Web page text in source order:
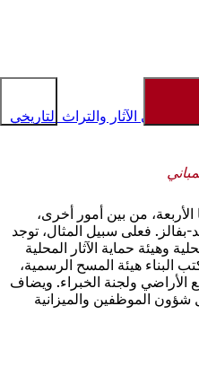
على الآثار والتراث التاريخي
الأربعة، من بين أمور أخرى،
بفالز. فعلى سبيل المثال، توجد
وهيئة حماية الآثار المحلية
البناء هيئة المسح الرسمية،
الأراضي ولجنة الخبراء. ويضاف
شؤون الموظفين والميزانية